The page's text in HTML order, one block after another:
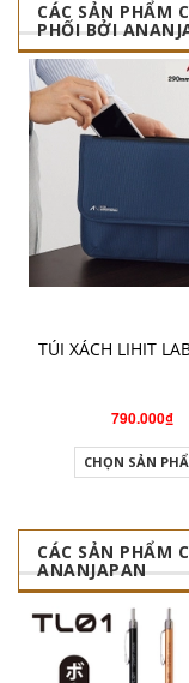
CÁC SẢN PHẨM
PHỐI BỞI
TÚI XÁCH LIHIT
790.000₫
CHỌN SẢN
CÁC SẢN PHẨM
ANANJAPAN